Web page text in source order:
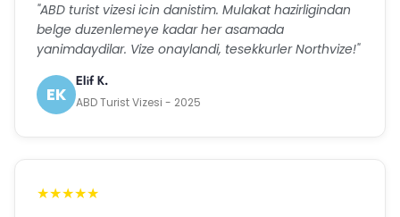
"ABD turist vizesi icin danistim. Mulakat hazirligindan
belge duzenlemeye kadar her asamada
yanimdaydilar. Vize onaylandi, tesekkurler Northvize!"
EK
Elif K.
ABD Turist Vizesi - 2025
★★★★★